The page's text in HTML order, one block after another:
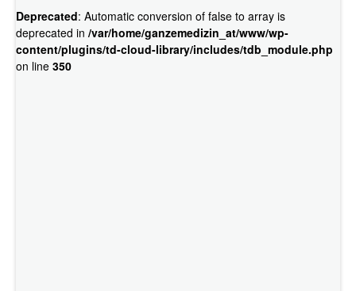
Deprecated: Automatic conversion of false to array is
deprecated in /var/home/ganzemedizin_at/www/wp-
content/plugins/td-cloud-library/includes/tdb_module.php
on line 350